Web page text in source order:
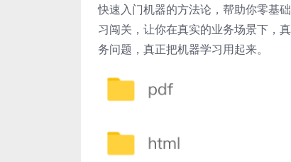
快速入门机器的方法论，帮助你零基
习闯关，让你在真实的业务场景下，
务问题，真正把机器学习用起来。